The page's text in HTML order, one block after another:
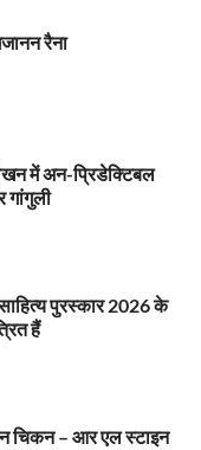
रैना
में अन-प्रिडेक्टिबल
गांगुली
पुरस्कार 2026 के
हैं
चिकन – आर एल स्टाइन